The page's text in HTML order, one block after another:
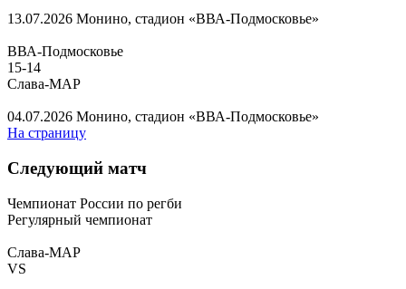
13.07.2026 Монино, стадион «ВВА-Подмосковье»
ВВА-Подмосковье
15-14
Слава-МАР
04.07.2026 Монино, стадион «ВВА-Подмосковье»
На страницу
Следующий матч
Чемпионат России по регби
Регулярный чемпионат
Слава-МАР
VS